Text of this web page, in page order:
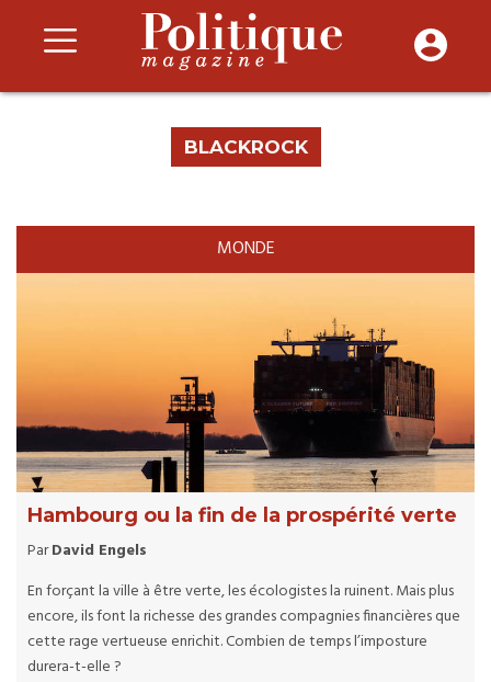
BLACKROCK
MONDE
Hambourg ou la fin de la prospérité verte
ParDavid Engels
En forçant la ville à être verte, les écologistes la ruinent. Mais plus
encore, ils font la richesse des grandes compagnies financières que
cette rage vertueuse enrichit. Combien de temps l’imposture
durera-t-elle ?